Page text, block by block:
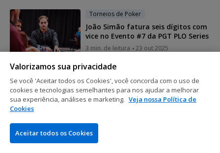
Torneios de Poker
João Simão fatura seis dígitos com
vice no Evento #7 da PGT PLO Series
3 min. de leitura 23 out 2025
Torneios de Poker
Lenda húngara do poker tem "festa
do full house" em novo título live
Valorizamos sua privacidade
Se você 'Aceitar todos os Cookies', você concorda com o uso de
cookies e tecnologias semelhantes para nos ajudar a melhorar
sua experiência, análises e marketing. Veja nossa Política de
Cookies
Aceitar todos os Cookies